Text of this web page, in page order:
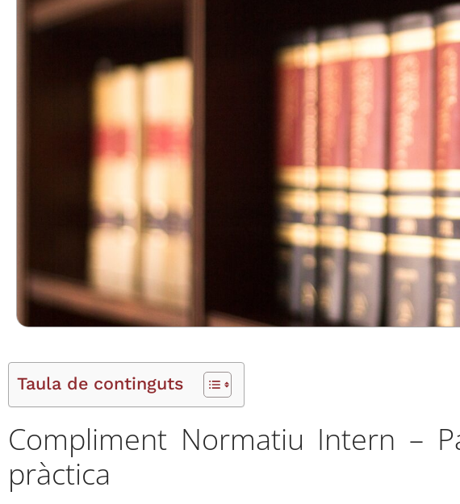
Taula de continguts
Compliment Normatiu Intern –
pràctica